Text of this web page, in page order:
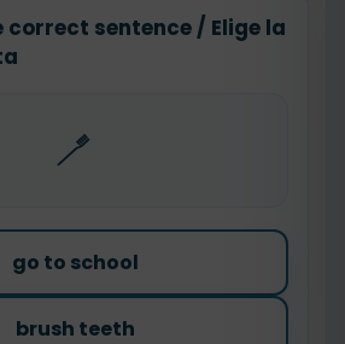
correct sentence / Elige la
🪥
go to school
brush teeth